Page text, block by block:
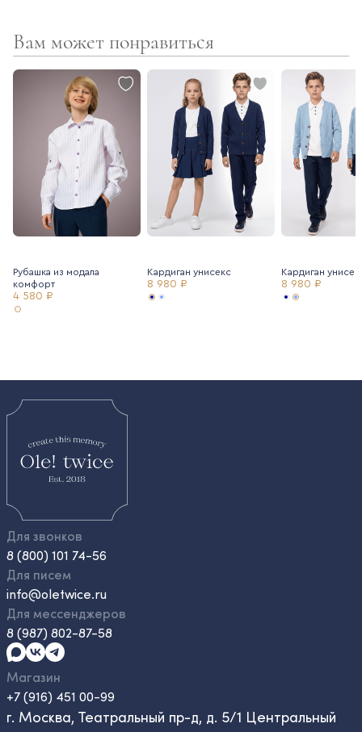
Вам может понравиться
Рубашка из модала
комфорт
4 580 ₽
Кардиган унисекс
8 980 ₽
Кардиган
8 980 ₽
Для звонков
8 (800) 101 74-56
Для писем
info@oletwice.ru
Для мессенджеров
8 (987) 802-87-58
Магазин
+7 (916) 451 00-99
г. Москва, Театральный пр-д, д. 5/1 Центральный